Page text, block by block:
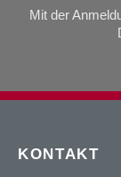
Mit der
KONTAKT